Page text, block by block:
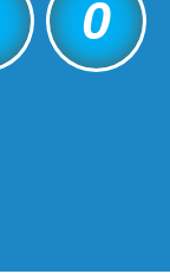
0